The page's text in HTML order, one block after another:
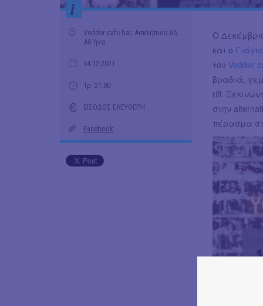
i
Vedder cafe bar, Ασκληπιού 65,
Αθ΄ήνα
14.12.2021
Τρ: 21.00
ΕΙΣΟΔΟΣ ΕΛΕΥΘΕΡΗ
Facebook
Ο
και ο
του Vedder
βραδιά,
riff.
στην
πέρασμα